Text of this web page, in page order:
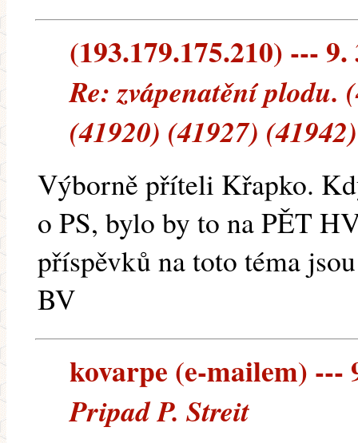
(193.179.175.210) --- 9.
Re: zvápenatění plodu.
(41920) (41927)
Výborně příteli Křapko.
o PS, bylo by to na PĚT
příspěvků na toto téma
BV
kovarpe (e-mailem) ---
Pripad P. Streit